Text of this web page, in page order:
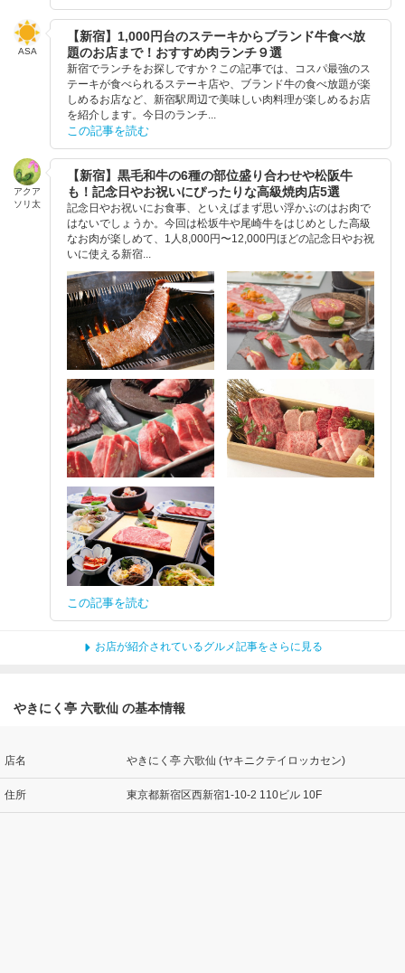
ASA
【新宿】1,000円台のステーキからブランド牛食べ放
題のお店まで！おすすめ肉ランチ９選
新宿でランチをお探しですか？この記事では、コスパ最強のス
テーキが食べられるステーキ店や、ブランド牛の食べ放題が楽
しめるお店など、新宿駅周辺で美味しい肉料理が楽しめるお店
を紹介します。今日のランチ...
この記事を読む
アクア
ソリ太
【新宿】黒毛和牛の6種の部位盛り合わせや松阪牛
も！記念日やお祝いにぴったりな高級焼肉店5選
記念日やお祝いにお食事、といえばまず思い浮かぶのはお肉で
はないでしょうか。今回は松坂牛や尾崎牛をはじめとした高級
なお肉が楽しめて、1人8,000円〜12,000円ほどの記念日やお祝
いに使える新宿...
この記事を読む
お店が紹介されているグルメ記事をさらに見る
やきにく亭 六歌仙 の基本情報
店名 やきにく亭 六歌仙 (ヤキニクテイロッカセン)
住所 東京都新宿区西新宿1-10-2 110ビル 10F